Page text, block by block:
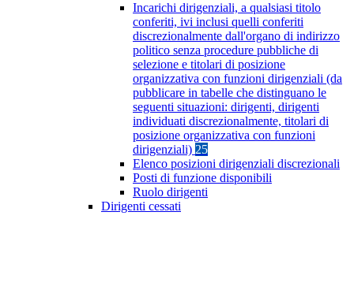
Incarichi dirigenziali, a qualsiasi titolo
conferiti, ivi inclusi quelli conferiti
discrezionalmente dall'organo di indirizzo
politico senza procedure pubbliche di
selezione e titolari di posizione
organizzativa con funzioni dirigenziali (da
pubblicare in tabelle che distinguano le
seguenti situazioni: dirigenti, dirigenti
individuati discrezionalmente, titolari di
posizione organizzativa con funzioni
dirigenziali) 25
Elenco posizioni dirigenziali discrezionali
Posti di funzione disponibili
Ruolo dirigenti
Dirigenti cessati